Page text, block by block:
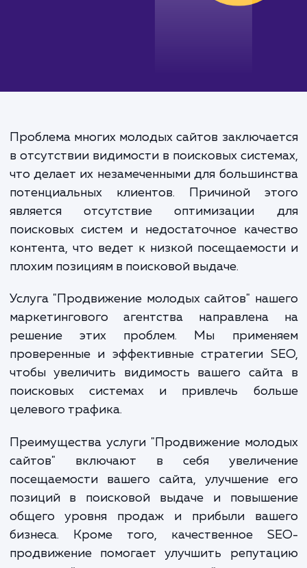
Проблема многих молодых сайтов
в отсутствии видимости в поисковых
что делает их незамеченными для
потенциальных клиентов. Причиной
является отсутствие оптимизации
поисковых систем и недостаточное
контента, что ведет к низкой
плохим позициям в поисковой выдаче.
Услуга "Продвижение молодых сайтов"
маркетингового агентства
решение этих проблем. Мы
чтобы увеличить видимость вашего
поисковых системах и привлечь
целевого трафика.
Преимущества услуги "Продвижение
сайтов" включают в себя